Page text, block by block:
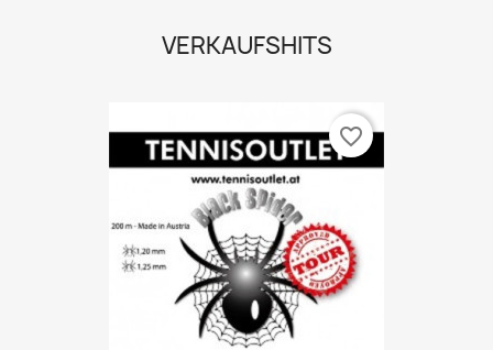
VERKAUFSHITS
favorite_border